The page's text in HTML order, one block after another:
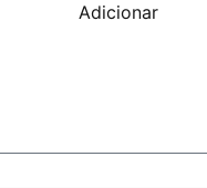
Adicionar